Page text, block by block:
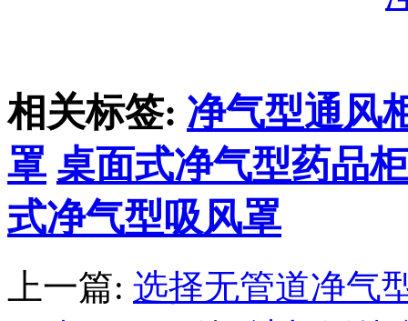
相关标签: 净气型通风
罩 桌面式净气型药品柜
式净气型吸风罩
上一篇: 选择无管道净气